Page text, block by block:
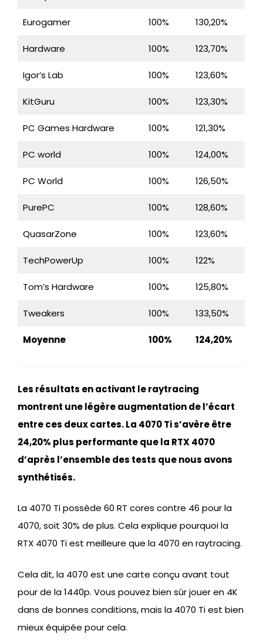
Eurogamer 100% 130,20%
Hardware 100% 123,70%
Igor’s Lab 100% 123,60%
KitGuru 100% 123,30%
PC Games Hardware 100% 121,30%
PC world 100% 124,00%
PC World 100% 126,50%
PurePC 100% 128,60%
QuasarZone 100% 123,60%
TechPowerUp 100% 122%
Tom’s Hardware 100% 125,80%
Tweakers 100% 133,50%
Moyenne 100% 124,20%
Les résultats en activant le raytracing
montrent une légère augmentation de l’écart
entre ces deux cartes. La 4070 Ti s’avère être
24,20% plus performante que la RTX 4070
d’après l’ensemble des tests que nous avons
synthétisés.
La 4070 Ti possède 60 RT cores contre 46 pour la
4070, soit 30% de plus. Cela explique pourquoi la
RTX 4070 Ti est meilleure que la 4070 en raytracing.
Cela dit, la 4070 est une carte conçu avant tout
pour de la 1440p. Vous pouvez bien sûr jouer en 4K
dans de bonnes conditions, mais la 4070 Ti est bien
mieux équipée pour cela.